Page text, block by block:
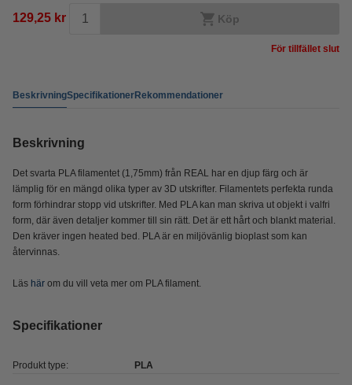
129,25 kr Köp
För tillfället slut
BeskrivningSpecifikationerRekommendationer
Beskrivning
Det svarta PLA filamentet (1,75mm) från REAL har en djup färg och är
lämplig för en mängd olika typer av 3D utskrifter. Filamentets perfekta runda
form förhindrar stopp vid utskrifter. Med PLA kan man skriva ut objekt i valfri
form, där även detaljer kommer till sin rätt. Det är ett hårt och blankt material.
Den kräver ingen heated bed. PLA är en miljövänlig bioplast som kan
återvinnas.
Läs här om du vill veta mer om PLA filament.
Specifikationer
Produkt type: PLA